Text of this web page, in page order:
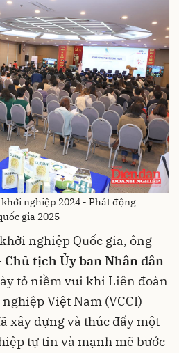
nghiệp 2024 - Phát động
gia 2025
nghiệp Quốc gia, ông
tịch Ủy ban Nhân dân
tỏ niềm vui khi Liên đoàn
Việt Nam (VCCI)
xây dựng và thúc đẩy một
tự tin và mạnh mẽ bước